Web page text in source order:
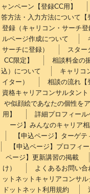
ャンペーン【登録CC用】
答方法・入力方法について【
登録（キャリコン・サーチ登
ルページ作成について
サーチに登録）
スター
CC限定】
相談料金の
込）について
キャリコ
イター）
相談の流れ【
資格キャリアコンサルタン
や似顔絵であなたの個性を
用】
詳細プロフィー
ージ】みんなのキャリア
【申込ページ】ターゲ
【申込ページ】プロフィ
ページ】更新講習の掲載
け）
よくあるお問い
ットネットキャリアコンサ
ドットネット利用規約